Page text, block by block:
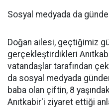
Sosyal medyada da
Doğan ailesi, geçtiğimiz
gerçekleştirdikleri
vatandaşlar tarafından
da sosyal medyada
baba olan çiftin, 8
Anıtkabir'i ziyaret ettiği